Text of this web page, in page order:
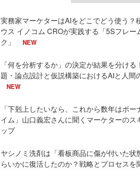
実務家マーケターはAIをどこでどう使う？
ウス イノコム CROが実践する「5Sフレー
ク」
NEW
「何を分析するか」の決定が結果を分ける
題・論点設計と仮説構築におけるAIと人間
NEW
「下剋上したいなら、これから数年はボー
イム」山口義宏さんに聞くマーケターのス
ップ
ヤシノミ洗剤は「看板商品に傷が付いた状
らいかに復活したのか？戦略とプロセスを